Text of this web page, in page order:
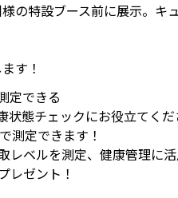
の特設ブース前に展示。キ
す！
定できる
態チェックにお役立てくだ
測定できます！
ベルを測定、健康管理に活
レゼント！